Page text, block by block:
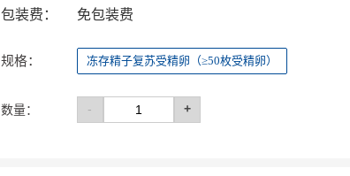
包装费： 免包装费
规格： 冻存精子复苏受精卵（≥50枚受精卵）
数量： - +